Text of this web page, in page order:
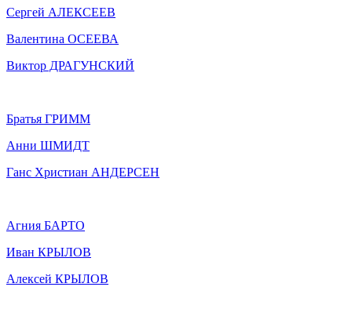
Сергей АЛЕКСЕЕВ
Валентина ОСЕЕВА
Виктор ДРАГУНСКИЙ
Братья ГРИММ
Анни ШМИДТ
Ганс Христиан АНДЕРСЕН
Агния БАРТО
Иван КРЫЛОВ
Алексей КРЫЛОВ